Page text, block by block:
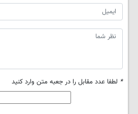
* لطفا عدد مقابل را در جعبه متن وارد کنید